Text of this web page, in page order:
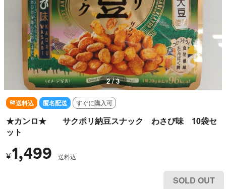
2 / 3
送料込 匿名配送 すぐに購入可
★カンロ★ サクポリ納豆スナック わさび味 10袋セ
ット
¥1,499 送料込
SOLD OUT